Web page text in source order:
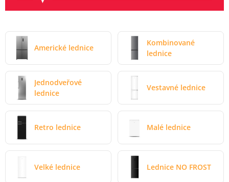
Americké lednice
Kombinované
lednice
Jednodveřové
lednice
Vestavné lednice
Retro lednice Malé lednice
Velké lednice Lednice NO FROST